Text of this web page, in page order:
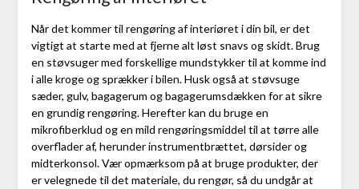
Når det kommer til rengøring af interiøret i din bil, er det
vigtigt at starte med at fjerne alt løst snavs og skidt. Brug
en støvsuger med forskellige mundstykker til at komme ind
i alle kroge og sprækker i bilen. Husk også at støvsuge
sæder, gulv, bagagerum og bagagerumsdækken for at sikre
en grundig rengøring. Herefter kan du bruge en
mikrofiberklud og en mild rengøringsmiddel til at tørre alle
overflader af, herunder instrumentbrættet, dørsider og
midterkonsol. Vær opmærksom på at bruge produkter, der
er velegnede til det materiale, du rengør, så du undgår at